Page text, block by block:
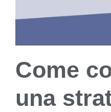
Come
una